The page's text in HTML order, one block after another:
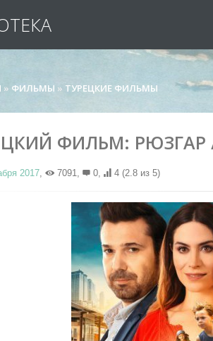
» ФИЛЬМЫ » ТУРЕЦКИЕ ФИЛЬМЫ
ФИЛЬМ: РЮЗГАР /
2017, 7091, 0, 4 (2.8 из 5)